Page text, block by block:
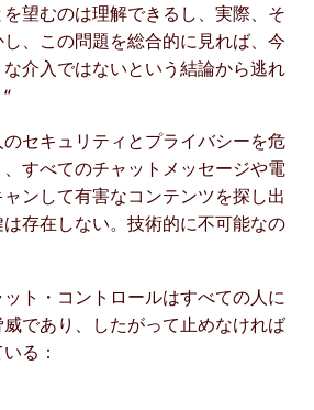
望むのは理解できるし、実際、そ
、この問題を総合的に見れば、今
介入ではないという結論から逃れ
セキュリティとプライバシーを危
すべてのチャットメッセージや電
ンして有害なコンテンツを探し出
存在しない。技術的に不可能なの
ト・コントロールはすべての人に
であり、したがって止めなければ
る：